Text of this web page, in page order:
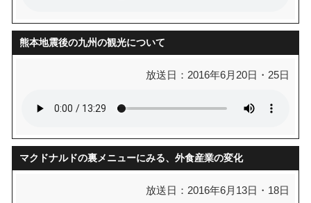
熊本地震後の九州の観光について
放送日：2016年6月20日・25日
マクドナルドの裏メニューにみる、外食産業の変化
放送日：2016年6月13日・18日